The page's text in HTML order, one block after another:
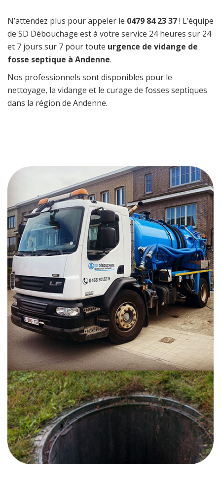
N’attendez plus pour appeler le 0479 84 23 37! L’équipe
de SD Débouchage est à votre service 24 heures sur 24
et 7 jours sur 7 pour toute urgence de vidange de
fosse septique à Andenne.
Nos professionnels sont disponibles pour le
nettoyage, la vidange et le curage de fosses septiques
dans la région de Andenne.